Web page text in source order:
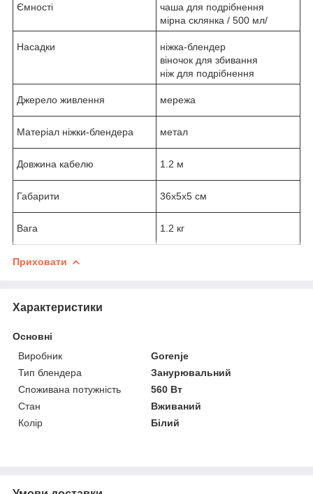
Ємності
чаша для подрібнення
мірна склянка / 500 мл/
Насадки
ніжка-блендер
віночок для збивання
ніж для подрібнення
Джерело живлення мережа
Матеріал ніжки-блендера метал
Довжина кабелю 1.2 м
Габарити 36x5x5 см
Вага 1.2 кг
Приховати
Характеристики
Основні
Виробник
Gorenje
Тип блендера
Занурювальний
Споживана потужність
560 Вт
Стан
Вживаний
Колір
Білий